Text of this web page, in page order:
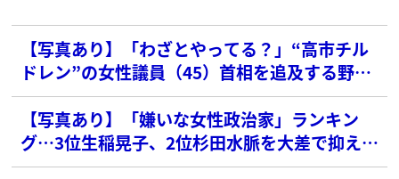
【写真あり】「わざとやってる？」“高市チル
ドレン”の女性議員（45）首相を追及する野党
の背後で口をすぼめ…中継に映った“不自然な
表情”にネット騒然
【写真あり】「嫌いな女性政治家」ランキン
グ…3位生稲晃子、2位杉田水脈を大差で抑えた
1位は？